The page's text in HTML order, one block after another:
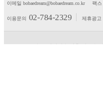
이메일 bobaedream@bobaedream.co.kr
팩스
이용문의 02-784-2329 제휴광고